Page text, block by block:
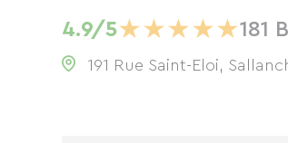
4.9/5★★★★★181
191 Rue Saint-Eloi,